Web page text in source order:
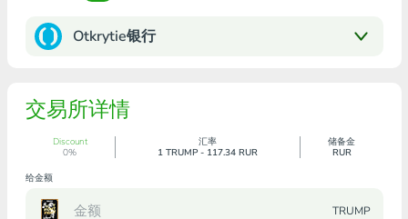
Otkrytie银行
交易所详情
Discount
0%
汇率
1 TRUMP - 117.34 RUR
储备金
RUR
给金额
TRUMP